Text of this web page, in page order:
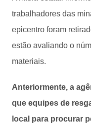
trabalhadores das
epicentro foram
estão avaliando o
materiais.
Anteriormente, a
que equipes de
local para procurar